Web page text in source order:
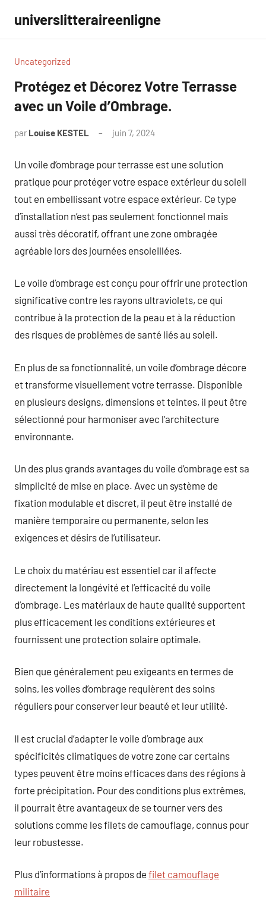
contenu
universlitteraireenligne
Uncategorized
Protégez et Décorez Votre Terrasse
avec un Voile d’Ombrage.
par Louise KESTEL juin 7, 2024
Un voile d’ombrage pour terrasse est une solution
pratique pour protéger votre espace extérieur du soleil
tout en embellissant votre espace extérieur. Ce type
d’installation n’est pas seulement fonctionnel mais
aussi très décoratif, offrant une zone ombragée
agréable lors des journées ensoleillées.
Le voile d’ombrage est conçu pour offrir une protection
significative contre les rayons ultraviolets, ce qui
contribue à la protection de la peau et à la réduction
des risques de problèmes de santé liés au soleil.
En plus de sa fonctionnalité, un voile d’ombrage décore
et transforme visuellement votre terrasse. Disponible
en plusieurs designs, dimensions et teintes, il peut être
sélectionné pour harmoniser avec l’architecture
environnante.
Un des plus grands avantages du voile d’ombrage est sa
simplicité de mise en place. Avec un système de
fixation modulable et discret, il peut être installé de
manière temporaire ou permanente, selon les
exigences et désirs de l’utilisateur.
Le choix du matériau est essentiel car il affecte
directement la longévité et l’efficacité du voile
d’ombrage. Les matériaux de haute qualité supportent
plus efficacement les conditions extérieures et
fournissent une protection solaire optimale.
Bien que généralement peu exigeants en termes de
soins, les voiles d’ombrage requièrent des soins
réguliers pour conserver leur beauté et leur utilité.
Il est crucial d’adapter le voile d’ombrage aux
spécificités climatiques de votre zone car certains
types peuvent être moins efficaces dans des régions à
forte précipitation. Pour des conditions plus extrêmes,
il pourrait être avantageux de se tourner vers des
solutions comme les filets de camouflage, connus pour
leur robustesse.
Plus d’informations à propos de filet camouflage
militaire